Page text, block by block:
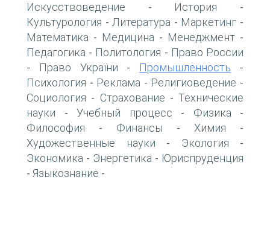
Искусствоведение - История -
Культурология -Литература - Маркетинг -
Математика - Медицина - Менеджмент -
Педагогика - Политология - Право России
- Право України - Промышленность -
Психология - Реклама - Религиоведение -
Социология - Страхование - Технические
науки - Учебный процесс - Физика -
Философия - Финансы - Химия -
Художественные науки - Экология -
Экономика - Энергетика - Юриспруденция
- Языкознание -